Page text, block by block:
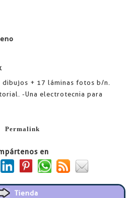
dibujos + 17 láminas fotos b/n.
-Una electrotecnia para
Permalink
en
Tienda